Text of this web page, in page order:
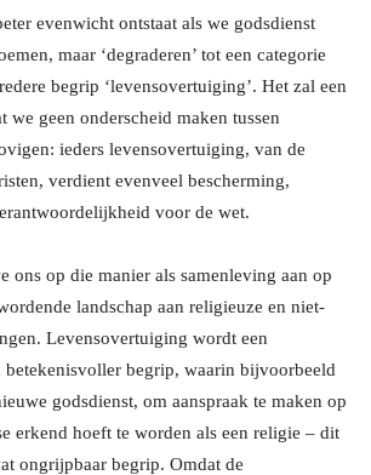
evenwicht ontstaat als we godsdienst
maar ‘degraderen’ tot een categorie
begrip ‘levensovertuiging’. Het zal een
we geen onderscheid maken tussen
ieders levensovertuiging, van de
verdient evenveel bescherming,
voor de wet.
ons op die manier als samenleving aan op
landschap aan religieuze en niet-
Levensovertuiging wordt een
betekenisvoller begrip, waarin bijvoorbeeld
godsdienst, om aanspraak te maken op
erkend hoeft te worden als een religie – dit
ongrijpbaar begrip. Omdat de